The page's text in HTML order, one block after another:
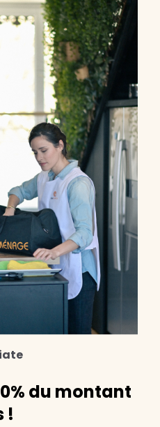
du montant
!